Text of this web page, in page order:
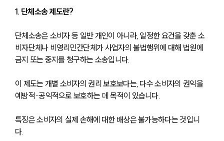
1. 단체소송 제도란?
단체소송은 소비자 등 일반 개인이 아니라, 일정한 요건을 갖춘 소
비자단체나 비영리민간단체가 사업자의 불법행위에 대해 법원에
금지 또는 중지를 청구하는 소송입니다.
이 제도는 개별 소비자의 권리 보호보다는, 다수 소비자의 권익을
예방적·공익적으로 보호하는 데 목적이 있습니다.
특징은 소비자의 실제 손해에 대한 배상은 불가능하다는 것입니
다.